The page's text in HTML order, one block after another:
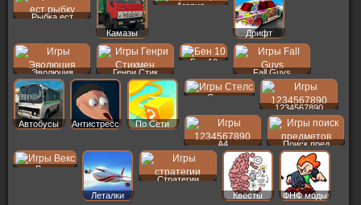
Рыбка ест
Камазы
Агарио
Дрифт
Эволюция Генри Стик
Бен 10
Fall Guys
Автобусы Антистресс По Сети
Стелс
1234567890
A4 Поиск пред
Векс
Леталки
Стратегии
Квесты
ФНФ моды